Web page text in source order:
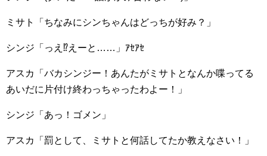
ミサト「ちなみにシンちゃんはどっちが好み？」
シンジ「っえ⁉︎えーと……」ｱｾｱｾ
アスカ「バカシンジー！あんたがミサトとなんか喋ってる
あいだに片付け終わっちゃったわよー！」
シンジ「あっ！ゴメン」
アスカ「罰として、ミサトと何話してたか教えなさい！」